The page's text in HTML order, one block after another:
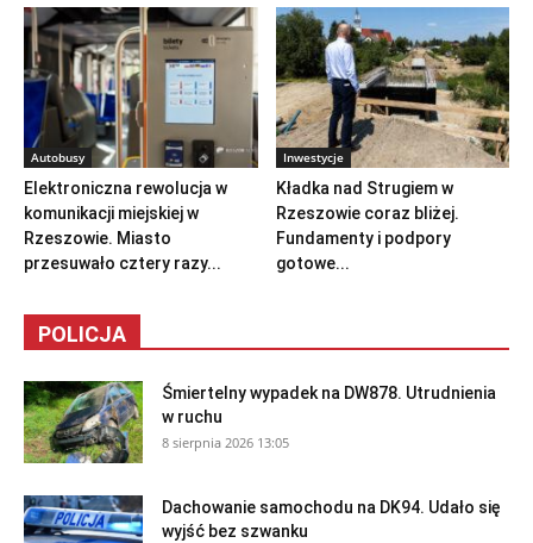
Autobusy
Elektroniczna rewolucja w
komunikacji miejskiej w
Rzeszowie. Miasto
przesuwało cztery razy...
Inwestycje
Kładka nad Strugiem w
Rzeszowie coraz bliżej.
Fundamenty i podpory
gotowe...
POLICJA
Śmiertelny wypadek na DW878. Utrudnienia
w ruchu
8 sierpnia 2026 13:05
Dachowanie samochodu na DK94. Udało się
wyjść bez szwanku